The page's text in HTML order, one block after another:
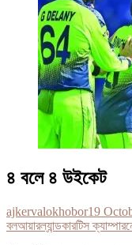
৪ বলে ৪ উইকেট
ajkervalokhobor19
বলআয়ারল্যান্ডকারটিস ক্যাম্পার